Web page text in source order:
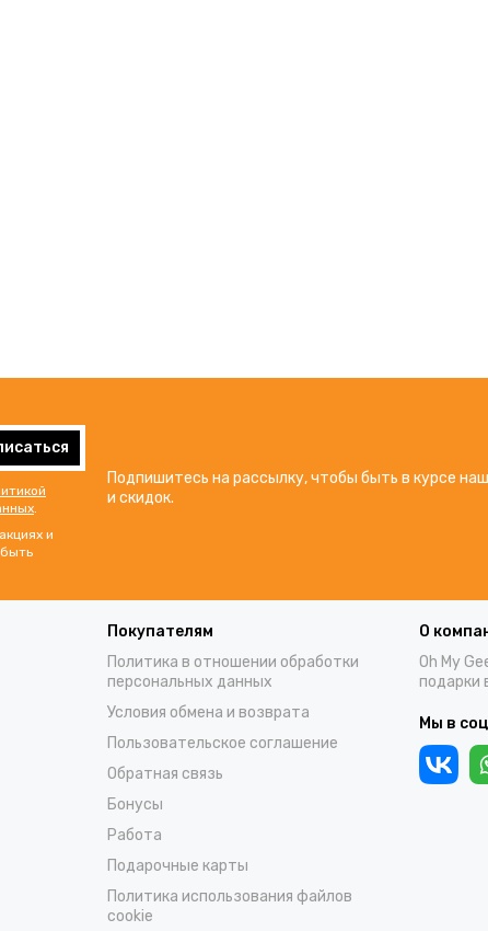
и
быть
Подпишитесь на рассылку, чтобы быть в курсе
и скидок.
Покупателям
Политика в отношении обработки
персональных данных
Условия обмена и возврата
Пользовательское соглашение
Обратная связь
Бонусы
Работа
Подарочные карты
Политика использования файлов
cookie
О
Oh My
подарки
Мы в